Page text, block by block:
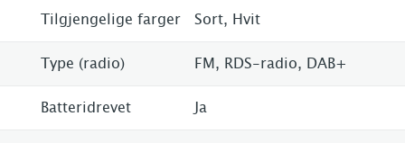
Tilgjengelige farger Sort, Hvit
Type (radio) FM, RDS-radio, DAB+
Batteridrevet Ja